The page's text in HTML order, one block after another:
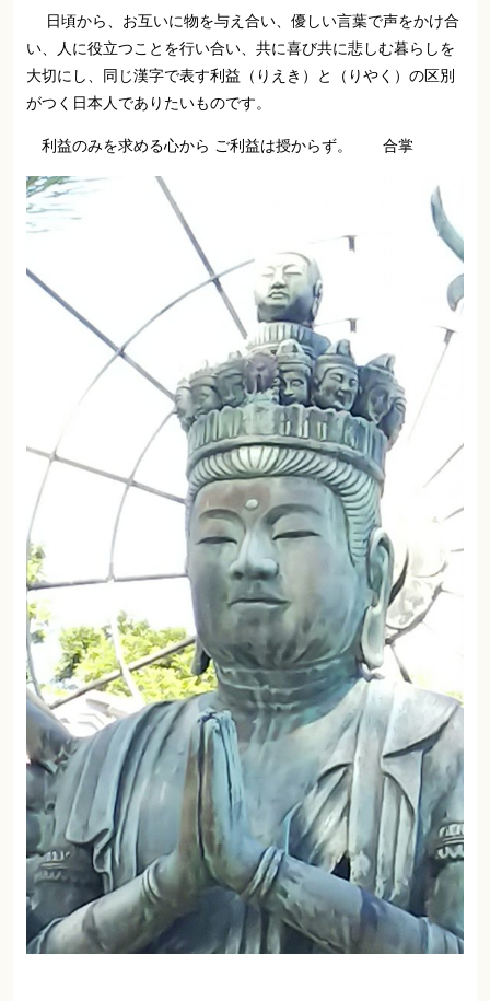
日頃から、お互いに物を与え合い、優しい言葉で声をかけ合
い、人に役立つことを行い合い、共に喜び共に悲しむ暮らしを
大切にし、同じ漢字で表す利益（りえき）と（りやく）の区別
がつく日本人でありたいものです。
利益のみを求める心から ご利益は授からず。 合掌